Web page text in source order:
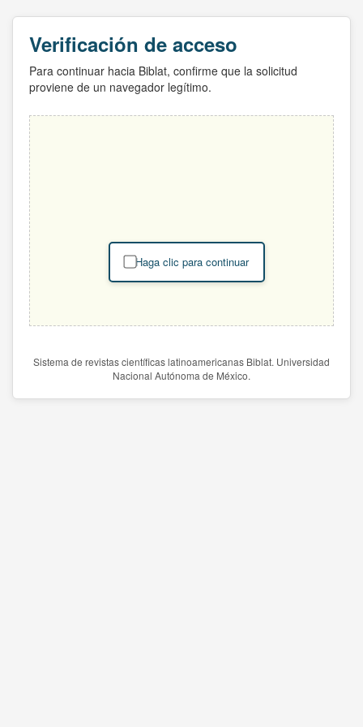
Verificación de acceso
Para continuar hacia Biblat, confirme que la solicitud
proviene de un navegador legítimo.
Haga clic para continuar
Sistema de revistas científicas latinoamericanas Biblat. Universidad
Nacional Autónoma de México.